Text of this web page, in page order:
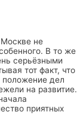
не
В то же
серьёзными
тот факт, что
положение дел
на развитие.
приятных